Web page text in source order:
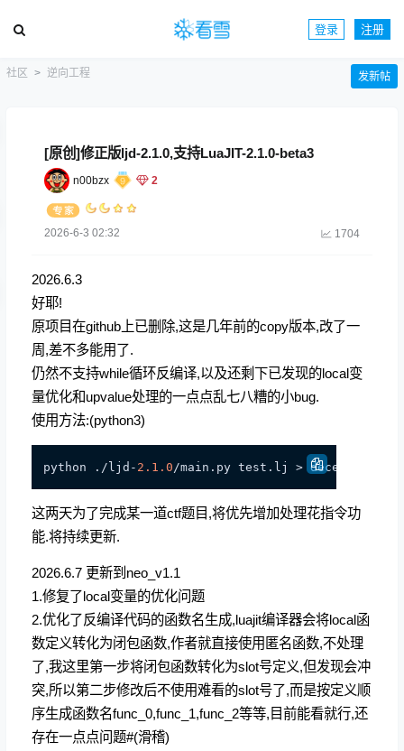
登录 注册
社区 逆向工程 发新帖
[原创]修正版ljd-2.1.0,支持LuaJIT-2.1.0-beta3
n00bzx 2
2026-6-3 02:32 1704
2026.6.3
好耶!
原项目在github上已删除,这是几年前的copy版本,改了一
周,差不多能用了.
仍然不支持while循环反编译,以及还剩下已发现的local变
量优化和upvalue处理的一点点乱七八糟的小bug.
使用方法:(python3)
python ./ljd-2.1 .0
这两天为了完成某一道ctf题目,将优先增加处理花指令功
能.将持续更新.
2026.6.7 更新到neo_v1.1
1.修复了local变量的优化问题
2.优化了反编译代码的函数名生成,luajit编译器会将local函
数定义转化为闭包函数,作者就直接使用匿名函数,不处理
了,我这里第一步将闭包函数转化为slot号定义,但发现会冲
突,所以第二步修改后不使用难看的slot号了,而是按定义顺
序生成函数名func_0,func_1,func_2等等,目前能看就行,还
存在一点点问题#(滑稽)